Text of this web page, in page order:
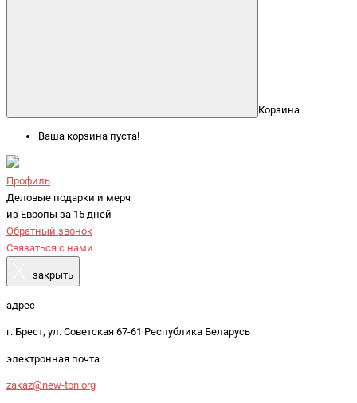
Корзина
Ваша корзина пуста!
Профиль
Деловые подарки и мерч
из Европы за 15 дней
Обратный звонок
Связаться с нами
закрыть
адрес
г. Брест, ул. Советская 67-61 Республика Беларусь
электронная почта
zakaz@new-ton.org